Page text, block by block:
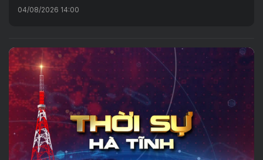
04/08/2026 14:00